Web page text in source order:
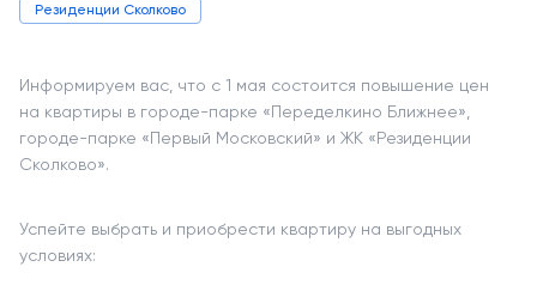
Резиденции Сколково
Информируем вас, что с 1 мая состоится повышение цен
на квартиры в городе-парке «Переделкино Ближнее»,
городе-парке «Первый Московский» и ЖК «Резиденции
Сколково».
Успейте выбрать и приобрести квартиру на выгодных
условиях: